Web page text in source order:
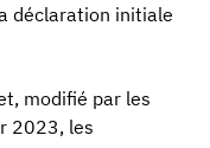
déclaration initiale
modifié par les
2023, les